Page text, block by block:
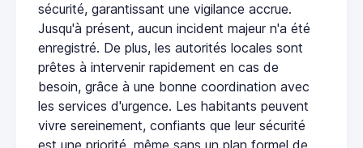
sécurité, garantissant une vigilance accrue.
Jusqu'à présent, aucun incident majeur n'a été
enregistré. De plus, les autorités locales sont
prêtes à intervenir rapidement en cas de
besoin, grâce à une bonne coordination avec
les services d'urgence. Les habitants peuvent
vivre sereinement, confiants que leur sécurité